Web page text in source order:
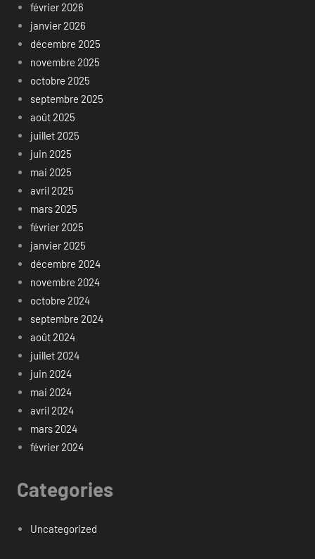
février 2026
janvier 2026
décembre 2025
novembre 2025
octobre 2025
septembre 2025
août 2025
juillet 2025
juin 2025
mai 2025
avril 2025
mars 2025
février 2025
janvier 2025
décembre 2024
novembre 2024
octobre 2024
septembre 2024
août 2024
juillet 2024
juin 2024
mai 2024
avril 2024
mars 2024
février 2024
Categories
Uncategorized